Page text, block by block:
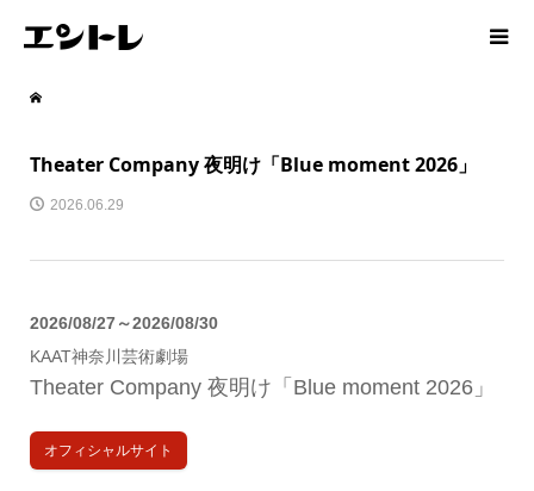
Theater Company 夜明け「Blue moment 2026」
2026.06.29
2026/08/27～2026/08/30
KAAT神奈川芸術劇場
Theater Company 夜明け「Blue moment 2026」
オフィシャルサイト